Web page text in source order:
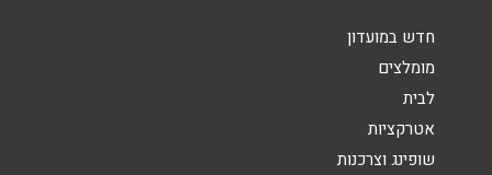
חדש במועדון
מומלצים
לבית
אטרקציות
שופינג וצרכנות